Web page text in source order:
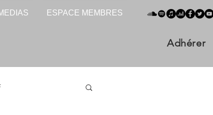
ESPACE MEMBRES
Adhérer